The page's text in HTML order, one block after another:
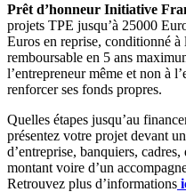
Prêt d’honneur Initiative
projets TPE jusqu’à 25000
Euros en reprise, conditionné à
remboursable en 5 ans
l’entrepreneur même et non à
renforcer ses fonds propres.
Quelles étapes jusqu’au
présentez votre projet devant
d’entreprise, banquiers,
montant voire d’un
Retrouvez plus d’informations